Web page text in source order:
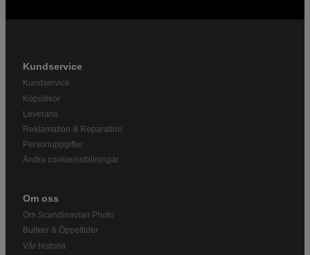
Kundservice
Kundservice
Köpvillkor
Leverans
Reklamation & Reparation
Personuppgifter
Ändra cookieinställningar
Om oss
Om Scandinavian Photo
Butiker & Öppettider
Vår historia